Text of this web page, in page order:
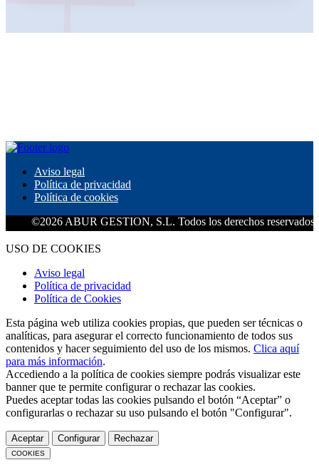
Aviso legal
Política de privacidad
Política de cookies
ABUR GESTION, S.L. Todos los derechos reservados.
USO DE COOKIES
Aviso legal
Política de privacidad
Política de Cookies
Esta página web utiliza cookies propias, que pueden ser técnicas o
analíticas, para asegurar el correcto funcionamiento de todos sus
contenidos y hacer seguimiento del uso de los mismos. Clica aquí
para más información.
Accediendo a la política de cookies siempre podrás visualizar este
banner que te permite configurar o rechazar las cookies.
Puedes aceptar todas las cookies pulsando el botón “Aceptar” o
configurarlas o rechazar su uso pulsando el botón "Configurar".
Aceptar Configurar Rechazar
COOKIES